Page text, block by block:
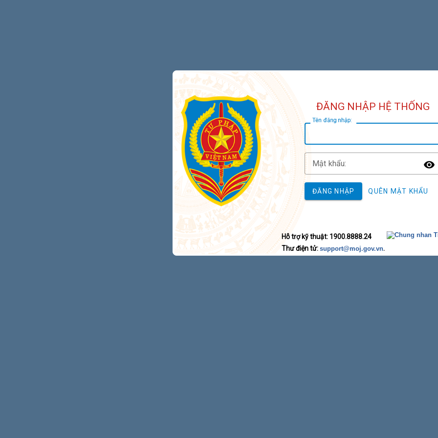
ĐĂNG NHẬP HỆ THỐNG
Tên đăng nhập:
Mật khẩu:
ĐĂNG NHẬP QUÊN MẬT KHẨU
Hỗ trợ kỹ thuật: 1900.8888.24
Thư điện tử: support@moj.gov.vn.